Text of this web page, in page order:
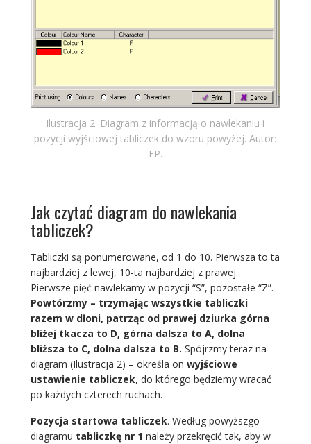
Ilustracja 2. Diagram z informacją o nawlekaniu i
pozycji wyjściowej tabliczek do wzoru powyżej. Autor:
EP.
Jak czytać diagram do nawlekania
tabliczek?
Tabliczki są ponumerowane, od 1 do 10. Pierwsza to ta
najbardziej z lewej, 10-ta najbardziej z prawej.
Pierwsze pięć nawlekamy w pozycji “S”, pozostałe “Z”.
Powtórzmy – trzymając wszystkie tabliczki
razem w dłoni, patrząc od prawej dziurka górna
bliżej tkacza to D, górna dalsza to A, dolna
bliższa to C, dolna dalsza to B. Spójrzmy teraz na
diagram (Ilustracja 2) – określa on wyjściowe
ustawienie tabliczek, do którego będziemy wracać
po każdych czterech ruchach.
Pozycja startowa tabliczek. Według powyższgo
diagramu tabliczkę nr 1 należy przekręcić tak, aby w